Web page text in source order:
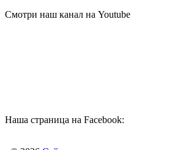
Смотри наш канал на Youtube
Наша страница на Facebook: